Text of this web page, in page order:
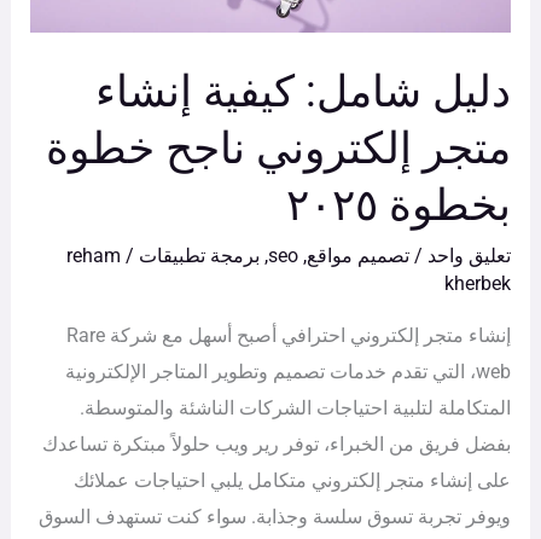
دليل شامل: كيفية إنشاء
متجر إلكتروني ناجح خطوة
بخطوة ٢٠٢٥
تعليق واحد /تصميم مواقع,
seo
, برمجة تطبيقات /
reham
kherbek
إنشاء متجر إلكتروني احترافي أصبح أسهل مع شركة Rare
web، التي تقدم خدمات تصميم وتطوير المتاجر الإلكترونية
المتكاملة لتلبية احتياجات الشركات الناشئة والمتوسطة.
بفضل فريق من الخبراء، توفر رير ويب حلولاً مبتكرة تساعدك
على إنشاء متجر إلكتروني متكامل يلبي احتياجات عملائك
ويوفر تجربة تسوق سلسة وجذابة. سواء كنت تستهدف السوق